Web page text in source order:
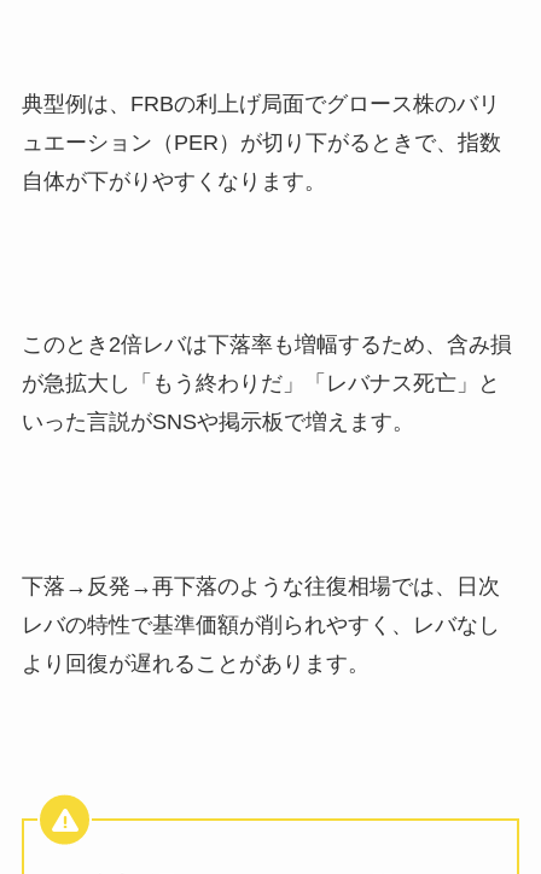
典型例は、FRBの利上げ局面でグロース株のバリ
ュエーション（PER）が切り下がるときで、指数
自体が下がりやすくなります。
このとき2倍レバは下落率も増幅するため、含み損
が急拡大し「もう終わりだ」「レバナス死亡」と
いった言説がSNSや掲示板で増えます。
下落→反発→再下落のような往復相場では、日次
レバの特性で基準価額が削られやすく、レバなし
より回復が遅れることがあります。